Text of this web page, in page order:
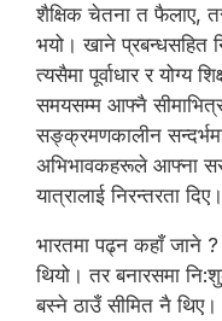
शैक्षिक चेतना त फैलाए,
भयो। खाने प्रबन्धसहित
त्यसैमा पूर्वाधार र योग्य
समयसम्म आफ्नै
सङ्क्रमणकालीन
अभिभावकहरूले आफ्ना
यात्रालाई निरन्तरता दिए।
भारतमा पढ्न कहाँ जाने ?
थियो। तर बनारसमा
बस्ने ठाउँ सीमित नै